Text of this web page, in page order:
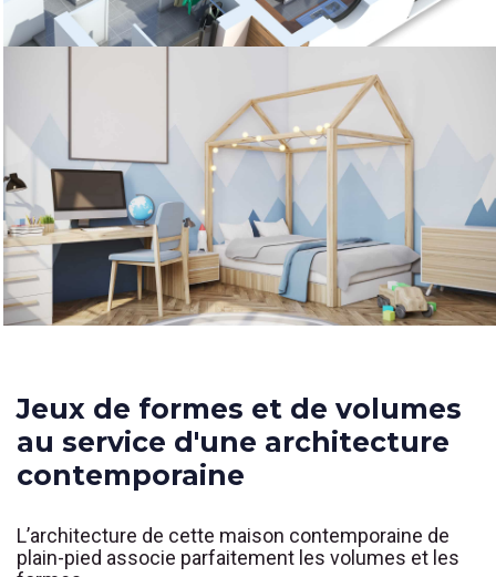
Jeux de formes et de volumes
au service d'une architecture
contemporaine
L’architecture de cette maison contemporaine de
plain-pied associe parfaitement les volumes et les